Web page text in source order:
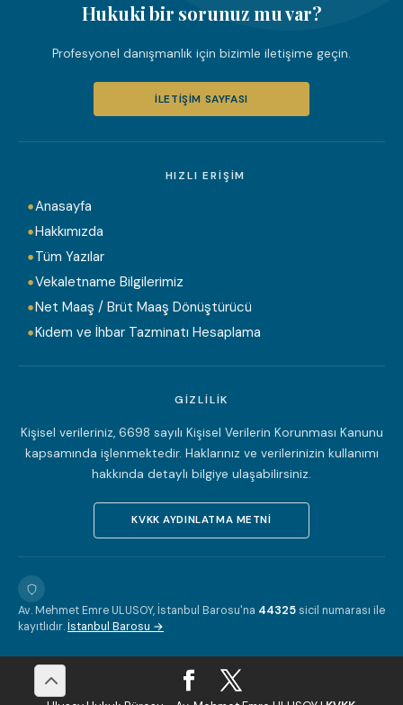
Hukuki bir sorunuz mu var?
Profesyonel danışmanlık için bizimle iletişime geçin.
İLETIŞIM SAYFASI
HIZLI ERIŞIM
Anasayfa
Hakkımızda
Tüm Yazılar
Vekaletname Bilgilerimiz
Net Maaş / Brüt Maaş Dönüştürücü
Kıdem ve İhbar Tazminatı Hesaplama
GIZLILIK
Kişisel verileriniz, 6698 sayılı Kişisel Verilerin Korunması Kanunu
kapsamında işlenmektedir. Haklarınız ve verilerinizin kullanımı
hakkında detaylı bilgiye ulaşabilirsiniz.
KVKK AYDINLATMA METNI
Av. Mehmet Emre ULUSOY, İstanbul Barosu'na 44325sicil numarası ile
kayıtlıdır.İstanbul Barosu →